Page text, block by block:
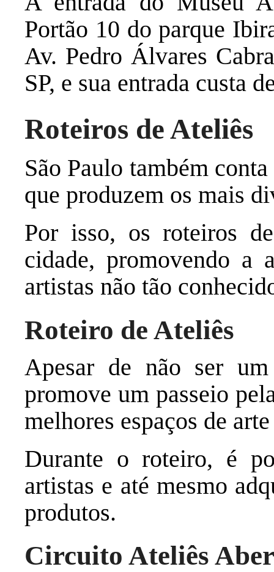
Portão 10 do parque
Av. Pedro Álvares
SP, e sua entrada custa
Roteiros de Ateliês
São Paulo também
que produzem os mais
Por isso, os roteiros
cidade, promovendo a
artistas não tão
Roteiro de Ateliês
Apesar de não ser
promove um passeio
melhores espaços de arte
Durante o roteiro, é
artistas e até mesmo
produtos.
Circuito Ateliês